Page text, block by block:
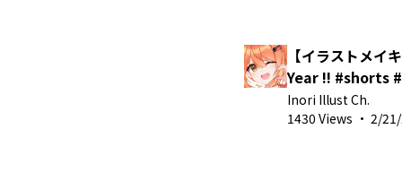
【イラストメイ
Year !! #shorts
Inori Illust Ch.
1430 Views · 2/